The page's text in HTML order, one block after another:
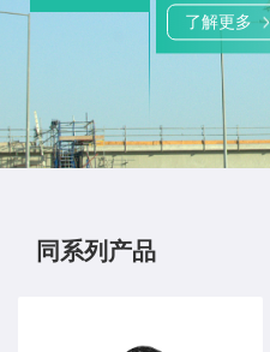
了解更多
了解更多
同系列产品